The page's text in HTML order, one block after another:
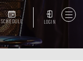
SCHEDULE LOGIN